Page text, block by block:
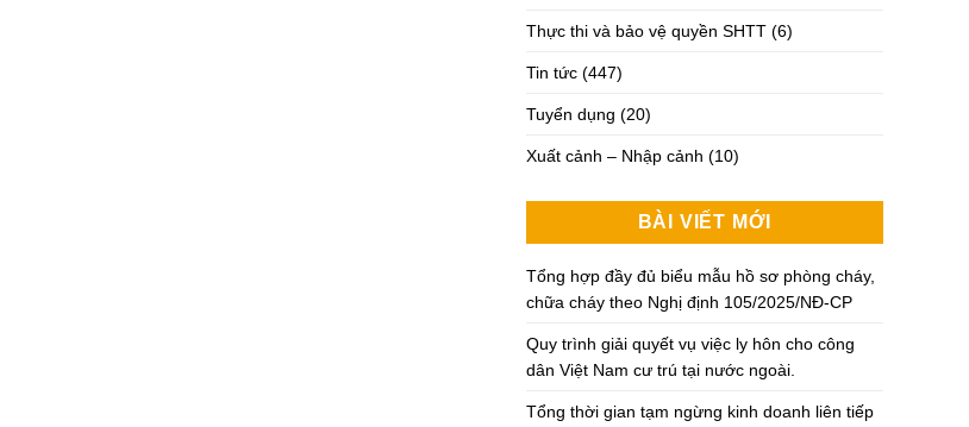
Thực thi và bảo vệ quyền SHTT (6)
Tin tức (447)
Tuyển dụng (20)
Xuất cảnh – Nhập cảnh (10)
BÀI VIẾT MỚI
Tổng hợp đầy đủ biểu mẫu hồ sơ phòng cháy,
chữa cháy theo Nghị định 105/2025/NĐ-CP
Quy trình giải quyết vụ việc ly hôn cho công
dân Việt Nam cư trú tại nước ngoài.
Tổng thời gian tạm ngừng kinh doanh liên tiếp